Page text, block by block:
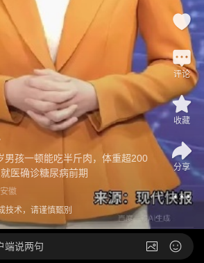
男孩一顿能吃半斤肉，体重超200
医确诊糖尿病前期
安徽
技术，请谨慎甄别
评论
收藏
分享
端说两句